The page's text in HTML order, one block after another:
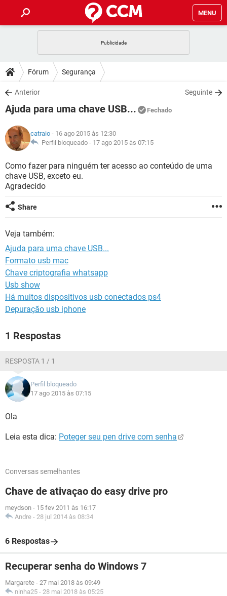
MENU
CELULAR
OUTLOOK
INSTAGRAM GMAIL
GUIA DE COMPRAS
DICAS
JOGOS
INSTAGRAM
GUIA DE COMPRAS
DOWNLOADS
JOGOS WHATSAPP
CELULAR
OUTLOOK EXCEL
INSTAGRAM
GUIA DE COMPRAS
FÓRUM
JOGOS
CELULAR
OUTLOOK EXCEL
INSTAGRAM
GUIA DE COMPRAS
GLOSSÁRIO
CELULAR
INSTAGRAM
GUIA DE COMPRAS
Fórum Segurança
Anterior Seguinte
Ajuda para uma chave USB... Fechado
catraio - 16 ago 2015 às 12:30
Perfil bloqueado - 17 ago 2015 às 07:15
Como fazer para ninguém ter acesso ao conteúdo de uma
chave USB, exceto eu.
Agradecido
Share
Veja também:
Ajuda para uma chave USB...
Formato usb mac
Chave criptografia whatsapp
Usb show
Há muitos dispositivos usb conectados ps4
Depuração usb iphone
1 Respostas
RESPOSTA 1 / 1
Perfil bloqueado
17 ago 2015 às 07:15
Ola
Leia esta dica: Poteger seu pen drive com senha
Conversas semelhantes
Chave de ativaçao do easy drive pro
meydson - 15 fev 2011 às 16:17
Andre - 28 jul 2014 às 08:34
6 Respostas
Recuperar senha do Windows 7
Margarete - 27 mai 2018 às 09:49
ninha25 - 28 mai 2018 às 05:25